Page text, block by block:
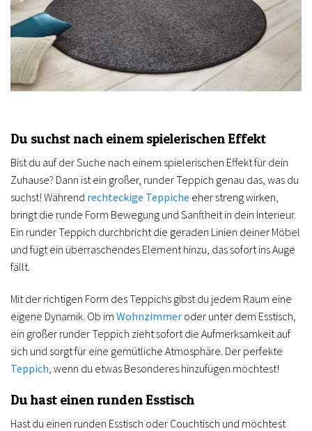
Du suchst nach einem spielerischen Effekt
Bist du auf der Suche nach einem spielerischen Effekt für dein
Zuhause? Dann ist ein großer, runder Teppich genau das, was du
suchst! Während rechteckige Teppiche eher streng wirken,
bringt die runde Form Bewegung und Sanftheit in dein Interieur.
Ein runder Teppich durchbricht die geraden Linien deiner Möbel
und fügt ein überraschendes Element hinzu, das sofort ins Auge
fällt.
Mit der richtigen Form des Teppichs gibst du jedem Raum eine
eigene Dynamik. Ob im Wohnzimmer oder unter dem Esstisch,
ein großer runder Teppich zieht sofort die Aufmerksamkeit auf
sich und sorgt für eine gemütliche Atmosphäre. Der perfekte
Teppich , wenn du etwas Besonderes hinzufügen möchtest!
Du hast einen runden Esstisch
Hast du einen runden Esstisch oder Couchtisch und möchtest